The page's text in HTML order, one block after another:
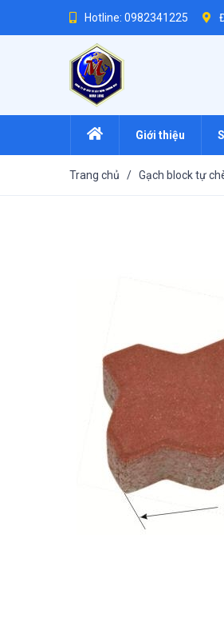
Hotline: 0982341225
Giới thiệu
Trang chủ / Gạch block tự